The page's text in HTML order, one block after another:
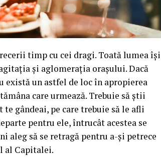
timp cu cei dragi. Toată lumea își
și aglomerația orașului. Dacă
există un astfel de loc în apropierea
care urmează. Trebuie să știi
gândeai, pe care trebuie să le afli
pentru ele, întrucât acestea se
aleg să se retragă pentru a-și petrece
al Capitalei.